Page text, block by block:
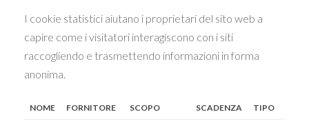
I cookie statistici aiutano i proprietari del sito web a
capire come i visitatori interagiscono con i siti
raccogliendo e trasmettendo informazioni in forma
anonima.
NOME FORNITORE SCOPO SCADENZA TIPO